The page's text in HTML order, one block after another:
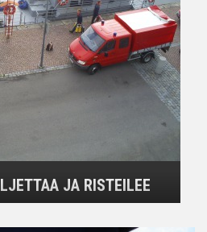
JA RISTEILEE